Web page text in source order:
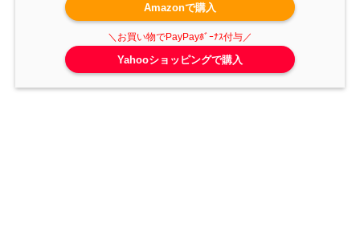
Amazonで購入
Yahooショッピングで購入